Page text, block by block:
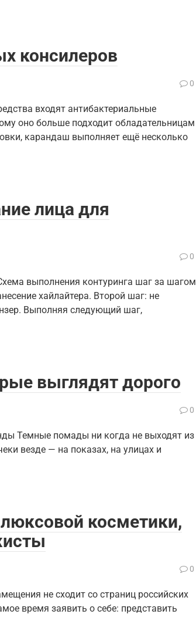
консилеров
0
входят антибактериальные
оно больше подходит обладательницам
карандаш выполняет ещё несколько
лица для
0
выполнения контуринга шаг за шагом
хайлайтера. Второй шаг: не
Выполняя следующий шаг,
выглядят дорого
0
Темные помады ни когда не выходят из
везде — на показах, на улицах и
косметики,
0
не сходит со страниц российских
время заявить о себе: представить